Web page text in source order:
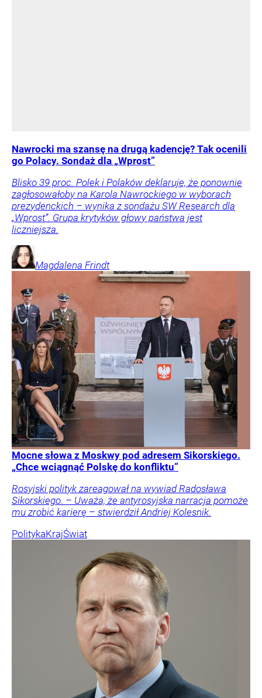
Nawrocki ma szansę na drugą kadencję? Tak ocenili
go Polacy. Sondaż dla „Wprost”
Blisko 39 proc. Polek i Polaków deklaruje, że ponownie
zagłosowałoby na Karola Nawrockiego w wyborach
prezydenckich – wynika z sondażu SW Research dla
„Wprost”. Grupa krytyków głowy państwa jest
liczniejsza.
Magdalena Frindt
Mocne słowa z Moskwy pod adresem Sikorskiego.
„Chce wciągnąć Polskę do konfliktu”
Rosyjski polityk zareagował na wywiad Radosława
Sikorskiego. – Uważa, że antyrosyjska narracja pomoże
mu zrobić karierę – stwierdził Andriej Kolesnik.
PolitykaKrajŚwiat